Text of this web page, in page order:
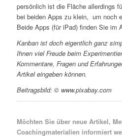
persönlich ist die Fläche allerdings
bei beiden Apps zu klein, um noch
Beide Apps (für iPad) finden Sie im
Kanban ist doch eigentlich ganz
Ihnen viel Freude beim
Kommentare, Fragen und
Artikel eingeben können.
Beitragsbild: © www.pixabay.com
Möchten Sie über neue Artikel,
Coachingmaterialien informiert